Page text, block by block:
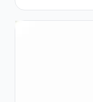
Cutie Gri